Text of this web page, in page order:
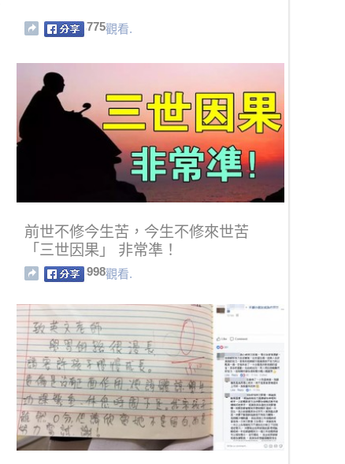
775觀看.
前世不修今生苦，今生不修來世苦
「三世因果」 非常凖！
998觀看.